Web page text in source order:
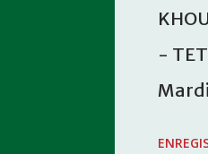
-
Mardi